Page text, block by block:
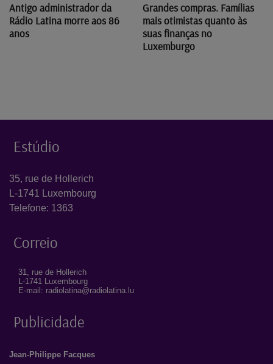
Antigo administrador da
Rádio Latina morre aos 86
anos
Grandes compras. Famílias
mais otimistas quanto às
suas finanças no
Luxemburgo
Estúdio
35, rue de Hollerich
L-1741 Luxembourg
Telefone: 1363
Correio
31, rue de Hollerich
L-1741 Luxembourg
E-mail: radiolatina@radiolatina.lu
Publicidade
Jean-Philippe Facques